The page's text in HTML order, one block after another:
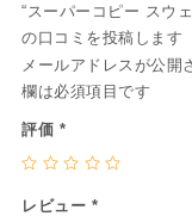
“スーパーコピー スウ
の口コミを投稿します
メールアドレスが公開
欄は必須項目です
評価 *
レビュー *